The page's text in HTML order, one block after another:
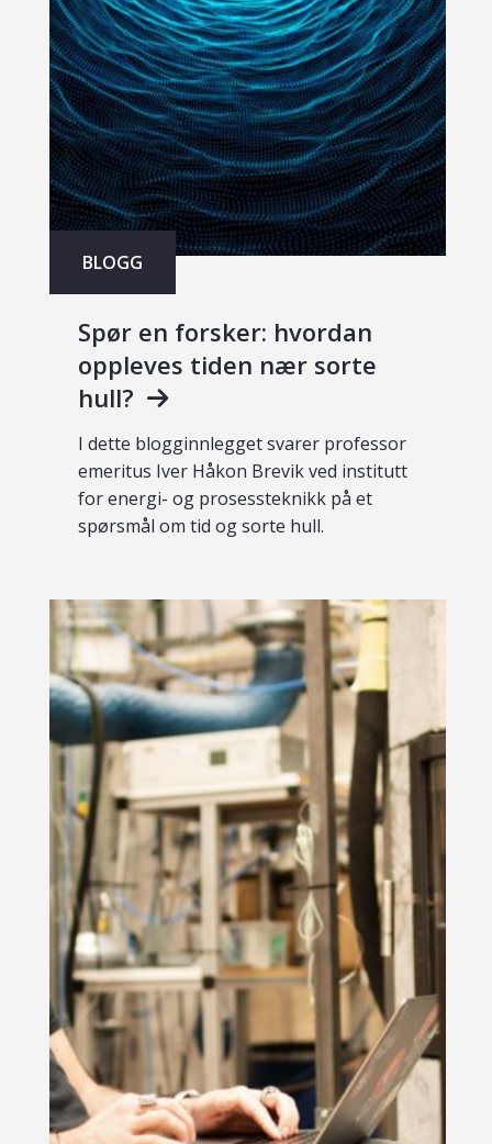
BLOGG
Spør en forsker: hvordan
oppleves tiden nær sorte
hull?
I dette blogginnlegget svarer professor
emeritus Iver Håkon Brevik ved institutt
for energi- og prosessteknikk på et
spørsmål om tid og sorte hull.